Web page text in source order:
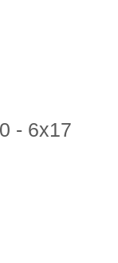
- 6x17